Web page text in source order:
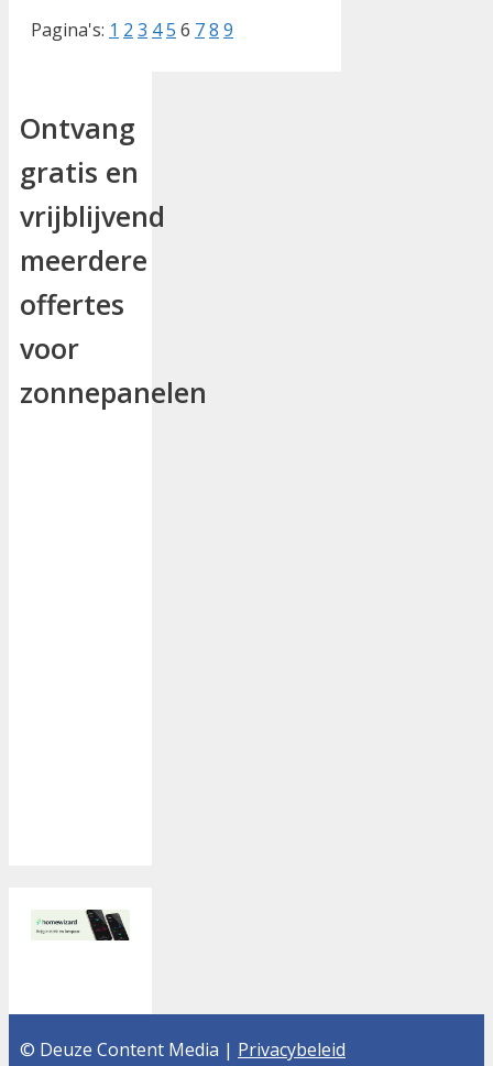
Pagina's: 1 2 3 45 6 78 9
Ontvang
gratis en
vrijblijvend
meerdere
offertes
voor
zonnepanelen
© Deuze Content Media | Privacybeleid